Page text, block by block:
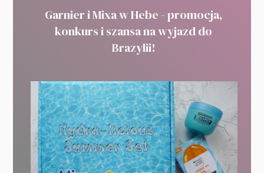
Garnier i Mixa w Hebe - promocja,
konkurs i szansa na wyjazd do
Brazylii!